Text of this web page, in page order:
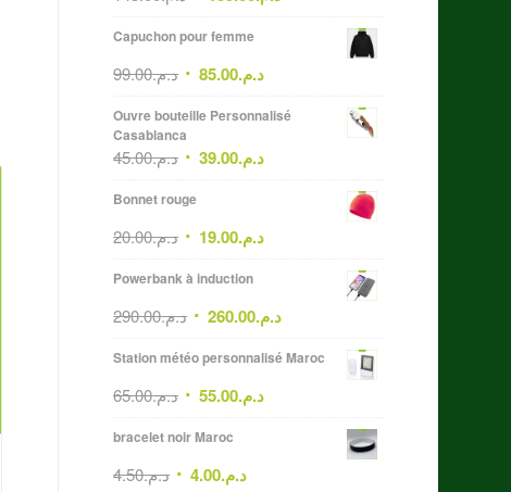
Capuchon pour femme
د.م.99.00 د.م.85.00
Ouvre bouteille Personnalisé
Casablanca
د.م.45.00 د.م.39.00
Bonnet rouge
د.م.20.00 د.م.19.00
Powerbank à induction
د.م.290.00 د.م.260.00
Station météo personnalisé Maroc
د.م.65.00 د.م.55.00
bracelet noir Maroc
د.م.4.50 د.م.4.00